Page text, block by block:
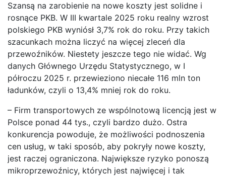
Szansą na zarobienie na nowe koszty jest solidne i
rosnące PKB. W III kwartale 2025 roku realny wzrost
polskiego PKB wyniósł 3,7% rok do roku. Przy takich
szacunkach można liczyć na więcej zleceń dla
przewoźników. Niestety jeszcze tego nie widać. Wg
danych Głównego Urzędu Statystycznego, w I
półroczu 2025 r. przewieziono niecałe 116 mln ton
ładunków, czyli o 13,4% mniej rok do roku.
– Firm transportowych ze wspólnotową licencją jest w
Polsce ponad 44 tys., czyli bardzo dużo. Ostra
konkurencja powoduje, że możliwości podnoszenia
cen usług, w taki sposób, aby pokryły nowe koszty,
jest raczej ograniczona. Największe ryzyko ponoszą
mikroprzewoźnicy, których jest najwięcej i tak